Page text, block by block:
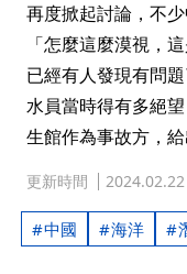
再度掀起討論，不
「怎麼這麼漠視，
已經有人發現有問
水員當時得有多絕
生館作為事故方，給
更新時間
中國 海洋